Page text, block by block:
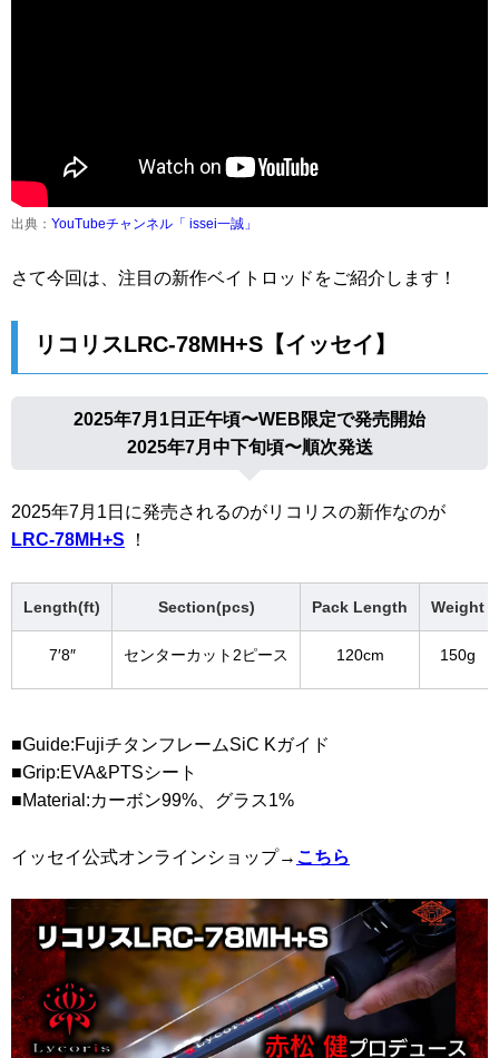
出典： YouTubeチャンネル「 issei一誠」
さて今回は、注目の新作ベイトロッドをご紹介します！
リコリスLRC-78MH+S【イッセイ】
2025年7月1日正午頃〜WEB限定で発売開始
2025年7月中下旬頃〜順次発送
2025年7月1日に発売されるのがリコリスの新作なのが
LRC-78MH+S ！
Length(ft) Section(pcs) Pack Length Weight
7′8″ センターカット2ピース 120cm 150g
■Guide:FujiチタンフレームSiC Kガイド
■Grip:EVA&PTSシート
■Material:カーボン99%、グラス1%
イッセイ公式オンラインショップ→ こちら